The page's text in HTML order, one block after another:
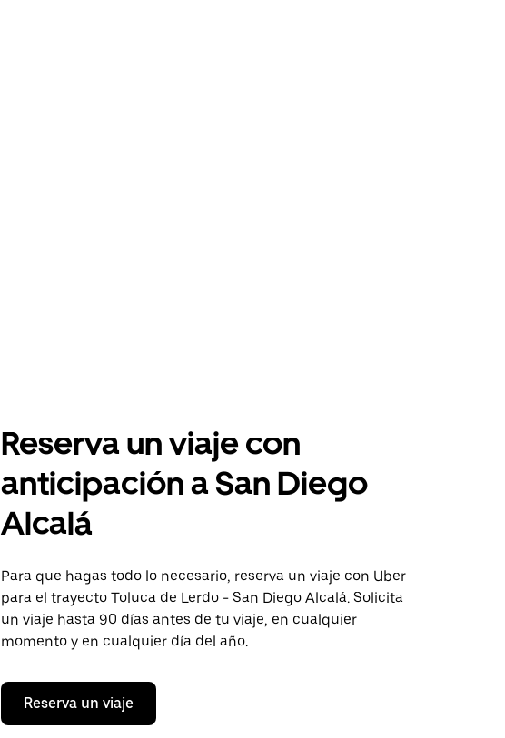
Reserva un viaje con
anticipación a San Diego
Alcalá
Para que hagas todo lo necesario, reserva un viaje con Uber
para el trayecto Toluca de Lerdo - San Diego Alcalá. Solicita
un viaje hasta 90 días antes de tu viaje, en cualquier
momento y en cualquier día del año.
Reserva un viaje